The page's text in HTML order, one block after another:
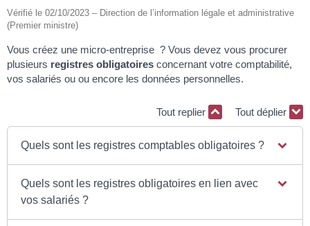
Vérifié le 02/10/2023 – Direction de l’information légale et administrative
(Premier ministre)
Vous créez une micro-entreprise ? Vous devez vous procurer
plusieurs registres obligatoires concernant votre comptabilité,
vos salariés ou ou encore les données personnelles.
Tout replier Tout déplier
Quels sont les registres comptables obligatoires ?
Quels sont les registres obligatoires en lien avec
vos salariés ?